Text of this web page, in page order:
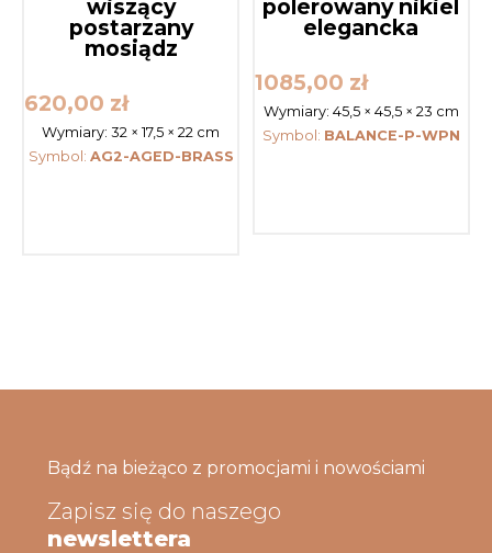
wiszący
postarzany
mosiądz
620,00 zł
Wymiary:32 × 17,5 × 22 cm
Symbol: AG2-AGED-BRASS
polerowany nikiel
elegancka
1085,00 zł
Wymiary: 45,5 × 45,5 × 23 cm
Symbol: BALANCE-P-WPN
Bądź na bieżąco z promocjami i nowościami
Zapisz się do naszego
newslettera